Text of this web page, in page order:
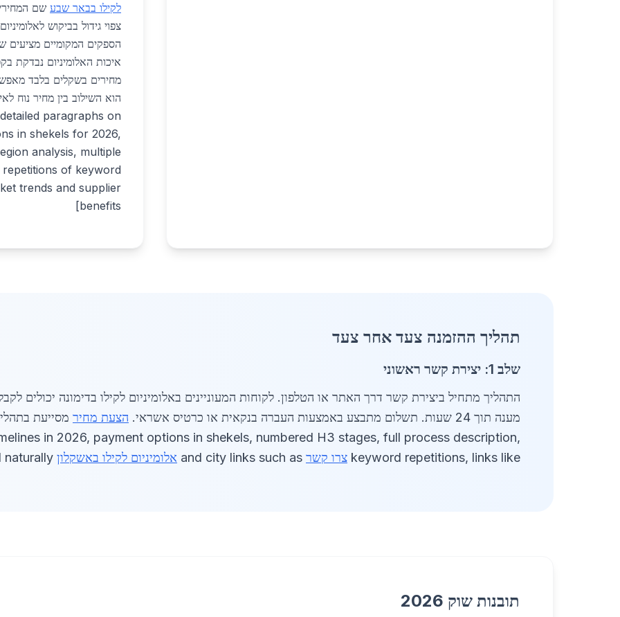
לקילו בבאר שבע
צפוי גידול בביקוש
הספקים המקומיים מציעים
איכות האלומיניום נבדקת
מחירים בשקלים בלבד
paragraphs on
in shekels for 2026,
analysis, multiple
trends and supplier
benefits]
תהליך ההזמנה צעד אחר צעד
שלב 1: יצירת קשר ראשוני
התהליך מתחיל ביצירת קשר דרך האתר או הטלפון. לקוחות המעוניינים באלומיניום לקילו בדימונה יכולים
מענה תוך 24 שעות. תשלום מתבצע באמצעות העברה בנקאית או כרטיס אשראי.
הצעת מחיר
in 2026, payment options in shekels, numbered H3 stages, full process description,
keyword repetitions, links like צרו קשר אלומיניום לקילו באשקלון
תובנות שוק 2026